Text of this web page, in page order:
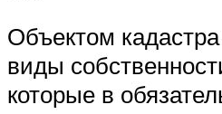
Объектом
виды
которые в